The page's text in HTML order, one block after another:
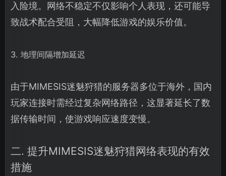
入险境。网络不稳定不仅影响个人表现，还可能导
致战术配合受阻，大幅降低游戏的娱乐价值。
3. 地理间隔增加延迟
由于MIMESIS迷魅狩猎的服务器多位于海外，国内
玩家连接时需经过复杂网络路径，这显著延长了数
据传输时间，使游戏响应速度变慢。
二. 提升MIMESIS迷魅狩猎网络表现的有效
措施